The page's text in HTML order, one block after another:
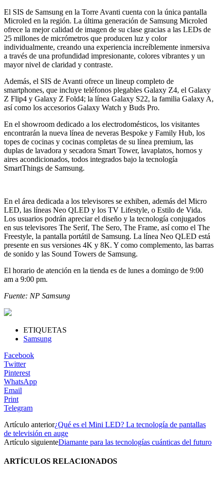
El SIS de Samsung en la Torre Avanti cuenta con la única pantalla
Microled en la región. La última generación de Samsung Microled
ofrece la mejor calidad de imagen de su clase gracias a las LEDs de
25 millones de micrómetros que producen luz y color
individualmente, creando una experiencia increíblemente inmersiva
a través de una profundidad impresionante, colores vibrantes y un
mayor nivel de claridad y contraste.
Además, el SIS de Avanti ofrece un lineup completo de
smartphones, que incluye teléfonos plegables Galaxy Z4, el Galaxy
Z Flip4 y Galaxy Z Fold4; la línea Galaxy S22, la familia Galaxy A,
así como los accesorios Galaxy Watch y Buds Pro.
En el showroom dedicado a los electrodomésticos, los visitantes
encontrarán la nueva línea de neveras Bespoke y Family Hub, los
topes de cocinas y cocinas completas de su línea premium, las
duplas de lavadora y secadora Smart Tower, lavaplatos, hornos y
aires acondicionados, todos integrados bajo la tecnología
SmartThings de Samsung.
En el área dedicada a los televisores se exhiben, además del Micro
LED, las líneas Neo QLED y los TV Lifestyle, o Estilo de Vida.
Los usuarios podrán apreciar el diseño y la tecnología conjugados
en sus televisores The Serif, The Sero, The Frame, así como el The
Freestyle, la pantalla portátil de Samsung. La línea Neo QLED está
presente en sus versiones 4K y 8K. Y como complemento, las barras
de sonido y las Sound Towers de Samsung.
El horario de atención en la tienda es de lunes a domingo de 9:00
am a 9:00 pm.
Fuente: NP Samsung
ETIQUETAS
Samsung
Facebook
Twitter
Pinterest
WhatsApp
Email
Print
Telegram
Artículo anterior¿Qué es el Mini LED? La tecnología de pantallas
de televisión en auge
Artículo siguienteDiamante para las tecnologías cuánticas del futuro
ARTÍCULOS RELACIONADOS